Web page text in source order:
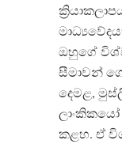
ඔහුගේ
සීමාවන්
දෙමළ,
කළහ. ඒ